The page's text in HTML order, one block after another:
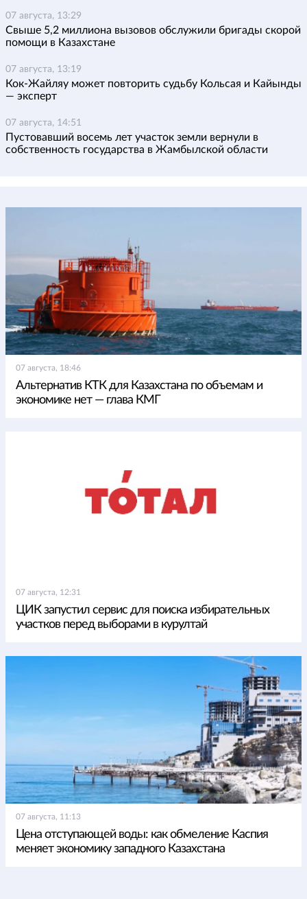
07 августа, 13:29
Свыше 5,2 миллиона вызовов обслужили бригады скорой
помощи в Казахстане
07 августа, 13:19
Кок-Жайляу может повторить судьбу Кольсая и Кайынды
— эксперт
07 августа, 14:51
Пустовавший восемь лет участок земли вернули в
собственность государства в Жамбылской области
07 августа, 18:46
Альтернатив КТК для Казахстана по объемам и
экономике нет — глава КМГ
07 августа, 12:31
ЦИК запустил сервис для поиска избирательных
участков перед выборами в курултай
07 августа, 11:13
Цена отступающей воды: как обмеление Каспия
меняет экономику западного Казахстана